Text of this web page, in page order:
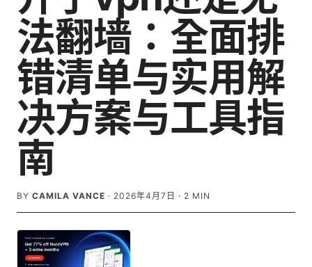
法翻墙：全面排
错清单与实用解
决方案与工具指
南
BY CAMILA VANCE · 2026年4月7日 · 2 MIN